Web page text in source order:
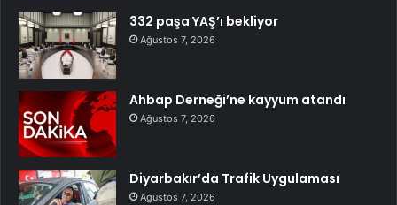
332 paşa YAŞ’ı bekliyor
Ağustos 7, 2026
Ahbap Derneği’ne kayyum atandı
Ağustos 7, 2026
Diyarbakır’da Trafik Uygulaması
Ağustos 7, 2026